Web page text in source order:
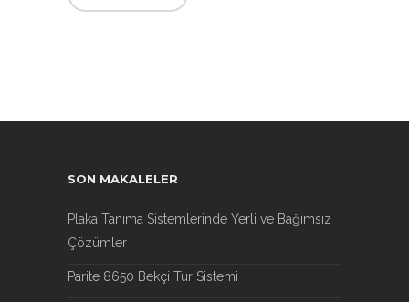
SON MAKALELER
Plaka Tanıma Sistemlerinde Yerli ve Bağımsız
Çözümler
Parite 8650 Bekçi Tur Sistemi